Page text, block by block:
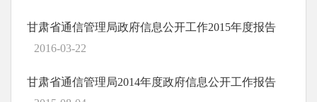
甘肃省通信管理局政府信息公开工作2015年度报告
2016-03-22
甘肃省通信管理局2014年度政府信息公开工作报告